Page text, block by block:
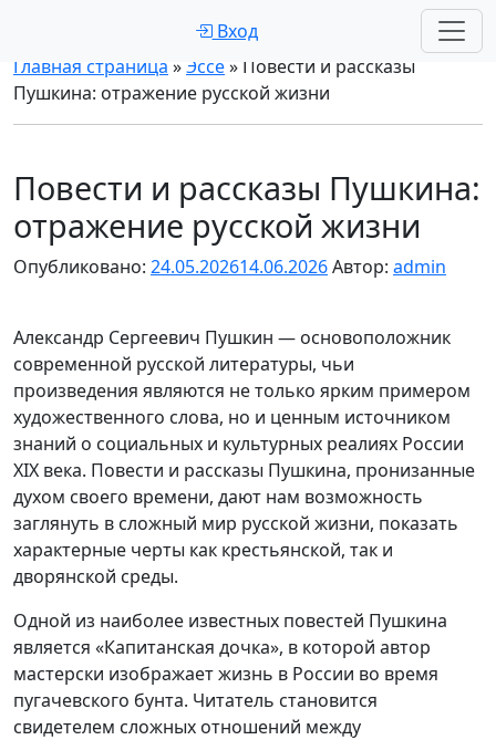
Вход
Главная страница »Эссе» Повести и рассказы
Пушкина: отражение русской жизни
Повести и рассказы Пушкина:
отражение русской жизни
Опубликовано: 24.05.202614.06.2026Автор: admin
Александр Сергеевич Пушкин — основоположник
современной русской литературы, чьи
произведения являются не только ярким примером
художественного слова, но и ценным источником
знаний о социальных и культурных реалиях России
XIX века. Повести и рассказы Пушкина, пронизанные
духом своего времени, дают нам возможность
заглянуть в сложный мир русской жизни, показать
характерные черты как крестьянской, так и
дворянской среды.
Одной из наиболее известных повестей Пушкина
является «Капитанская дочка», в которой автор
мастерски изображает жизнь в России во время
пугачевского бунта. Читатель становится
свидетелем сложных отношений между